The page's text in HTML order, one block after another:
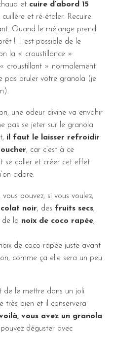
et cuire d’abord 15
cuillère et ré-étaler. Recuire
Quand le mélange prend
! Il est possible de le
la « croustillance »
croustillant » normalement
pas bruler votre granola (je
une odeur divine va envahir
pas se jeter sur le granola
il faut le laisser refroidir
, car c’est à ce
se coller et créer cet effet
adore.
pouvez, si vous voulez,
noir, des fruits secs,
de la noix de coco rapée,
de coco rapée juste avant
comme ça elle sera un peu
de le mettre dans un joli
très bien et il conservera
vous avez un granola
déguster avec